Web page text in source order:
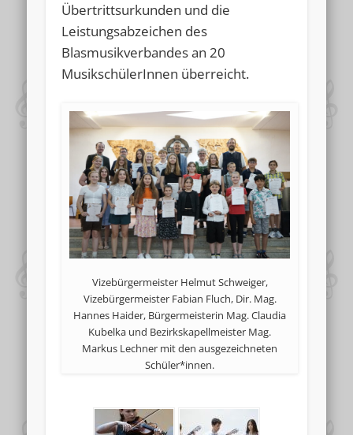
Übertrittsurkunden und die
Leistungsabzeichen des
Blasmusikverbandes an 20
MusikschülerInnen überreicht.
Vizebürgermeister Helmut Schweiger,
Vizebürgermeister Fabian Fluch, Dir. Mag.
Hannes Haider, Bürgermeisterin Mag. Claudia
Kubelka und Bezirkskapellmeister Mag.
Markus Lechner mit den ausgezeichneten
Schüler*innen.